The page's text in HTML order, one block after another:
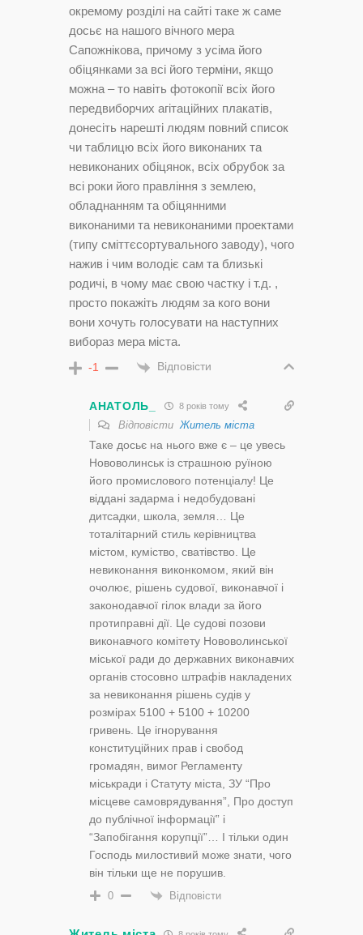
окремому розділі на сайті таке ж саме
досьє на нашого вічного мера
Сапожнікова, причому з усіма його
обіцянками за всі його терміни, якщо
можна – то навіть фотокопії всіх його
передвиборчих агітаційних плакатів,
донесіть нарешті людям повний список
чи таблицю всіх його виконаних та
невиконаних обіцянок, всіх обрубок за
всі роки його правління з землею,
обладнанням та обіцянними
виконаними та невиконаними проектами
(типу сміттєсортувального заводу), чого
нажив і чим володіє сам та близькі
родичі, в чому має свою частку і т.д. ,
просто покажіть людям за кого вони
вони хочуть голосувати на наступних
вибораз мера міста.
-1 Відповісти
АНАТОЛЬ_ 8 років тому
Відповісти Житель міста
Таке досьє на нього вже є – це увесь
Нововолинськ із страшною руїною
його промислового потенціалу! Це
віддані задарма і недобудовані
дитсадки, школа, земля… Це
тоталітарний стиль керівництва
містом, куміство, сватівство. Це
невиконання виконкомом, який він
очолює, рішень судової, виконавчої і
законодавчої гілок влади за його
протиправні дії. Це судові позови
виконавчого комітету Нововолинської
міської ради до державних виконавчих
органів стосовно штрафів накладених
за невиконання рішень судів у
розмірах 5100 + 5100 + 10200
гривень. Це ігнорування
конституційних прав і свобод
громадян, вимог Регламенту
міськради і Статуту міста, ЗУ “Про
місцеве самоврядування”, Про доступ
до публічної інформації” і
“Запобігання корупції”… І тільки один
Господь милостивий може знати, чого
він тільки ще не порушив.
0 Відповісти